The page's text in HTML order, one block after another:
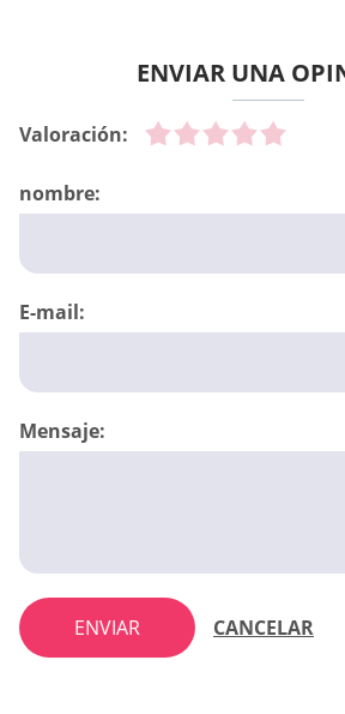
ENVIAR UNA
Valoración:
nombre:
E-mail:
Mensaje:
ENVIAR CANCELAR